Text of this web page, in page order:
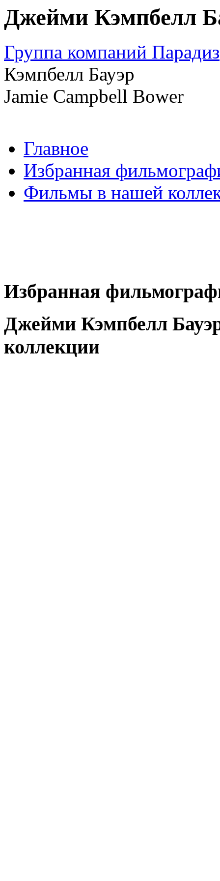
Джейми Кэмпбелл
Группа компаний Парадиз
Кэмпбелл Бауэр
Jamie Campbell Bower
Главное
Избранная
Фильмы в нашей
Избранная
Джейми Кэмпбелл
коллекции